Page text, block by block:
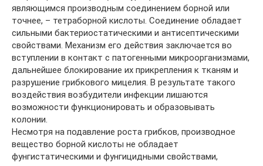
являющимся производным соединением борной или
точнее, – тетраборной кислоты. Соединение обладает
сильными бактериостатическими и антисептическими
свойствами. Механизм его действия заключается во
вступлении в контакт с патогенными микроорганизмами,
дальнейшее блокирование их прикрепления к тканям и
разрушение грибкового мицелия. В результате такого
воздействия возбудители инфекции лишаются
возможности функционировать и образовывать
колонии.
Несмотря на подавление роста грибков, производное
вещество борной кислоты не обладает
фунгистатическими и фунгицидными свойствами,